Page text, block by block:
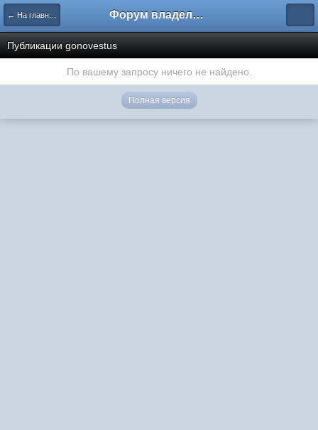
← На главную Форум владельцев интернет-магазинов
Публикации gonovestus
По вашему запросу ничего не найдено.
Полная версия